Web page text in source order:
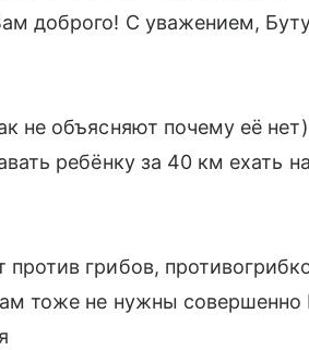
доброго! С уважением,
не объясняют почему её
ребёнку за 40 км ехать
грибов,
тоже не нужны совершенно